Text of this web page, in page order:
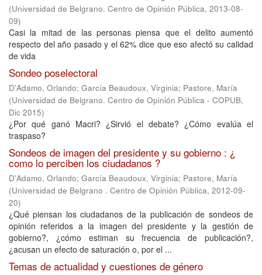
(Universidad de Belgrano. Centro de Opinión Pública, 2013-08-
09)
Casi la mitad de las personas piensa que el delito aumentó
respecto del año pasado y el 62% dice que eso afectó su calidad
de vida
Sondeo poselectoral
D'Adamo, Orlando; García Beaudoux, Virginia; Pastore, María
(Universidad de Belgrano. Centro de Opinión Pública - COPUB,
Dic 2015)
¿Por qué ganó Macri? ¿Sirvió el debate? ¿Cómo evalúa el
traspaso?
Sondeos de imagen del presidente y su gobierno : ¿
como lo perciben los ciudadanos ?
D'Adamo, Orlando; García Beaudoux, Virginia; Pastore, María
(Universidad de Belgrano . Centro de Opinión Pública, 2012-09-
20)
¿Qué piensan los ciudadanos de la publicación de sondeos de
opinión referidos a la imagen del presidente y la gestión de
gobierno?, ¿cómo estiman su frecuencia de publicación?,
¿acusan un efecto de saturación o, por el ...
Temas de actualidad y cuestiones de género